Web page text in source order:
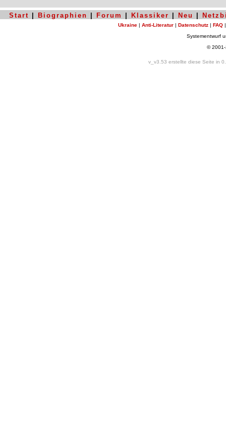
Start Biographien Forum Klassiker Neu
Ukraine | Anti-Literatur | Datenschutz | FAQ
Systementwurf
©
v_v3.53 erstellte diese Seite in